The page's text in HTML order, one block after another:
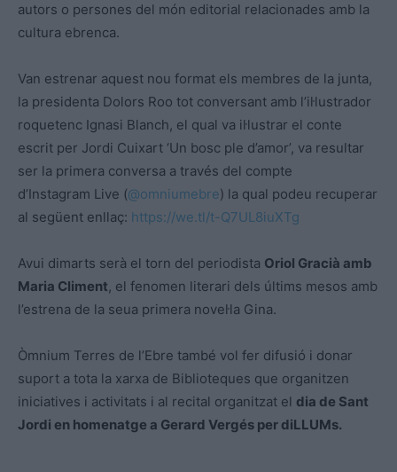
autors o persones del món editorial relacionades amb la
cultura ebrenca.
Van estrenar aquest nou format els membres de la junta,
la presidenta Dolors Roo tot conversant amb l’il·lustrador
roquetenc Ignasi Blanch, el qual va il·lustrar el conte
escrit per Jordi Cuixart ‘Un bosc ple d’amor’, va resultar
ser la primera conversa a través del compte
d’Instagram Live (@omniumebre) la qual podeu recuperar
al següent enllaç: https://we.tl/t-Q7UL8iuXTg
Avui dimarts serà el torn del periodista Oriol Gracià amb
Maria Climent, el fenomen literari dels últims mesos amb
l’estrena de la seua primera novel·la Gina.
Òmnium Terres de l’Ebre també vol fer difusió i donar
suport a tota la xarxa de Biblioteques que organitzen
iniciatives i activitats i al recital organitzat el dia de Sant
Jordi en homenatge a Gerard Vergés per diLLUMs.